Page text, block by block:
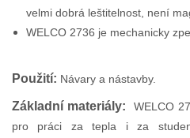
velmi dobrá leštitelnost, není
WELCO 2736 je mechanicky
Použití: Návary a nástavby.
Základní materiály:
WELCO
pro práci za tepla i za